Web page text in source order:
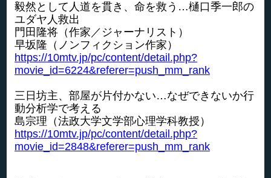
毅然として人道を貫き、命を救う…樋口季一郎の
ユダヤ人救出
門田隆将（作家／ジャーナリスト）
早坂隆（ノンフィクション作家）
https://10mtv.jp/pc/content/detail.php?
movie_id=6224&referer=push_mm_rank
三日坊主、部屋が片付かない…なぜできないか行
動分析学で考える
島宗理（法政大学文学部心理学科教授）
https://10mtv.jp/pc/content/detail.php?
movie_id=2848&referer=push_mm_rank